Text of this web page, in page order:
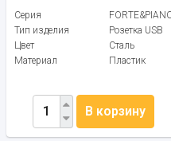
Серия
Тип изделия
Розетка USB
Цвет
Сталь
Материал
Пластик
В корзину